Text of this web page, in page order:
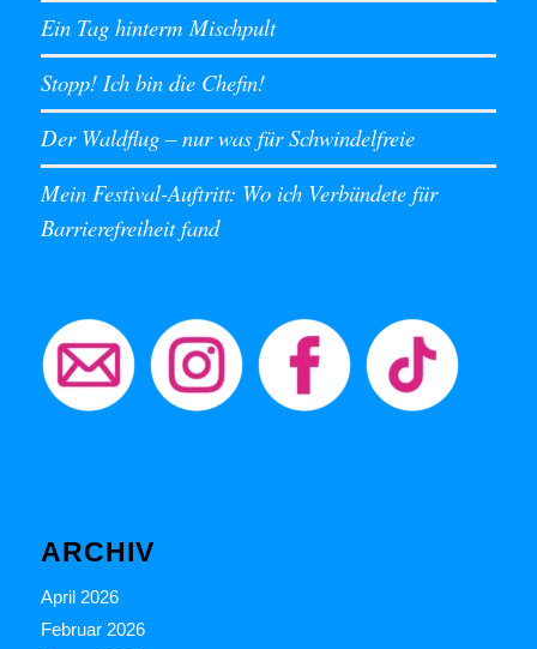
Ein Tag hinterm Mischpult
Stopp! Ich bin die Chefin!
Der Waldflug – nur was für Schwindelfreie
Mein Festival-Auftritt: Wo ich Verbündete für
Barrierefreiheit fand
ARCHIV
April 2026
Februar 2026